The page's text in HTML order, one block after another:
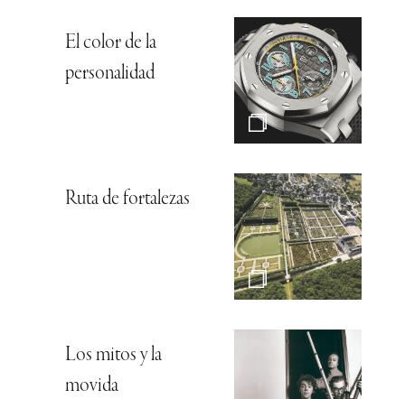
El color de la
personalidad
Ruta de fortalezas
Los mitos y la
movida